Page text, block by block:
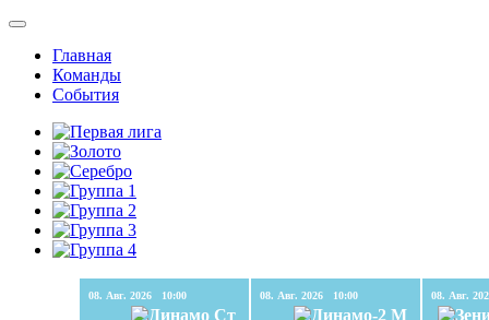
Главная
Команды
События
08. Авг. 2026 10:00 08. Авг. 2026 10:00